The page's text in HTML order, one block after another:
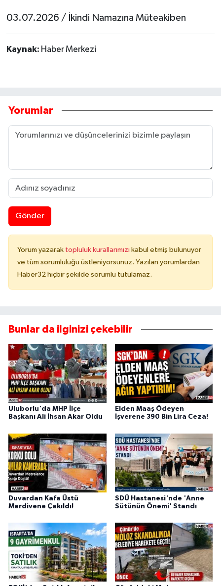
03.07.2026 / İkindi Namazına Müteakiben
Kaynak: Haber Merkezi
Yorumlar
Gönder
Yorum yazarak topluluk kurallarımızı kabul etmiş bulunuyor
ve tüm sorumluluğu üstleniyorsunuz. Yazılan yorumlardan
Haber32 hiçbir şekilde sorumlu tutulamaz.
Bunlar da ilginizi çekebilir
Uluborlu'da MHP İlçe
Başkanı Ali İhsan Akar Oldu
Elden Maaş Ödeyen
İşverene 390 Bin Lira Ceza!
Duvardan Kafa Üstü
Merdivene Çakıldı!
SDÜ Hastanesi'nde 'Anne
Sütünün Önemi' Standı